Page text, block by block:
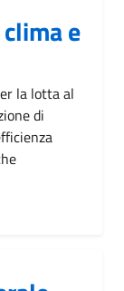
e
la lotta al
di